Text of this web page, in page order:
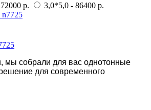
р. 3,0*5,0 - 86400 р.
мы собрали для вас однотонные
для современного